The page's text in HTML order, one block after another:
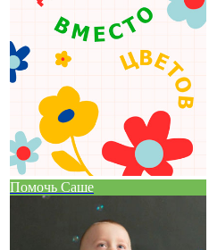
Помочь Саше